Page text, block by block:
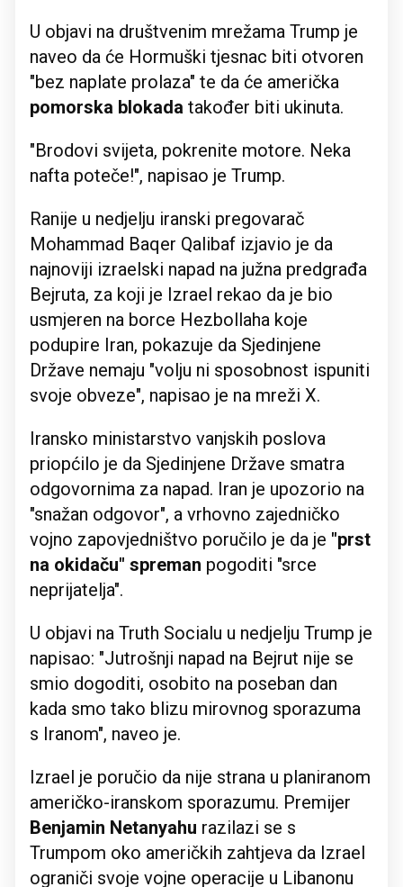
U objavi na društvenim mrežama Trump je
naveo da će Hormuški tjesnac biti otvoren
"bez naplate prolaza" te da će američka
pomorska blokada također biti ukinuta.
"Brodovi svijeta, pokrenite motore. Neka
nafta poteče!", napisao je Trump.
Ranije u nedjelju iranski pregovarač
Mohammad Baqer Qalibaf izjavio je da
najnoviji izraelski napad na južna predgrađa
Bejruta, za koji je Izrael rekao da je bio
usmjeren na borce Hezbollaha koje
podupire Iran, pokazuje da Sjedinjene
Države nemaju "volju ni sposobnost ispuniti
svoje obveze", napisao je na mreži X.
Iransko ministarstvo vanjskih poslova
priopćilo je da Sjedinjene Države smatra
odgovornima za napad. Iran je upozorio na
"snažan odgovor", a vrhovno zajedničko
vojno zapovjedništvo poručilo je da je "prst
na okidaču" spreman pogoditi "srce
neprijatelja".
U objavi na Truth Socialu u nedjelju Trump je
napisao: "Jutrošnji napad na Bejrut nije se
smio dogoditi, osobito na poseban dan
kada smo tako blizu mirovnog sporazuma
s Iranom", naveo je.
Izrael je poručio da nije strana u planiranom
američko-iranskom sporazumu. Premijer
Benjamin Netanyahu razilazi se s
Trumpom oko američkih zahtjeva da Izrael
ograniči svoje vojne operacije u Libanonu